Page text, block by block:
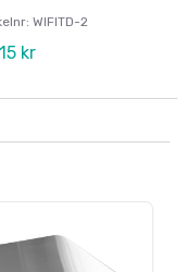
WIFITD-2
kr